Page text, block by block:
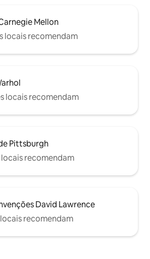
Mellon
locais recomendam
locais recomendam
Pittsburgh
recomendam
David Lawrence
recomendam